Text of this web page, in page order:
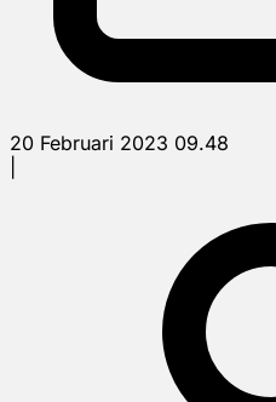
20 Februari 2023 09.48